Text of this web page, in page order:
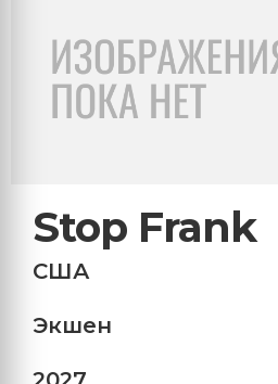
Stop Frank
США
Экшен